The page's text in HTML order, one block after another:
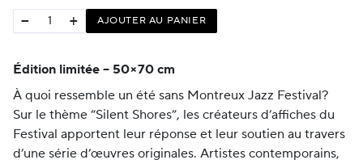
− + AJOUTER AU PANIER
Édition limitée – 50×70 cm
À quoi ressemble un été sans Montreux Jazz Festival?
Sur le thème “Silent Shores”, les créateurs d’affiches du
Festival apportent leur réponse et leur soutien au travers
d’une série d’œuvres originales. Artistes contemporains,